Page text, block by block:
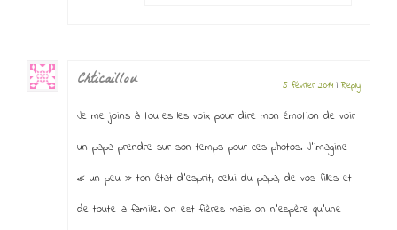
Chticaillou 5 février 2014 |Reply
Je me joins à toutes les voix pour dire mon émotion de voir
un papa prendre sur son temps pour ces photos. J’imagine
« un peu » ton état d’esprit, celui du papa, de vos filles et
de toute la famille. On est fières mais on n’espère qu’une